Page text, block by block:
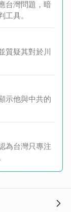
台灣問題，暗
具。
質疑其對於川
示他與中共的
為台灣只專注